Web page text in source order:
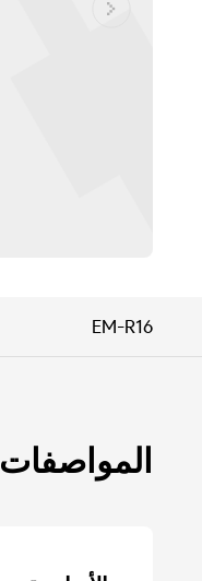
EM-R16
المواصفات